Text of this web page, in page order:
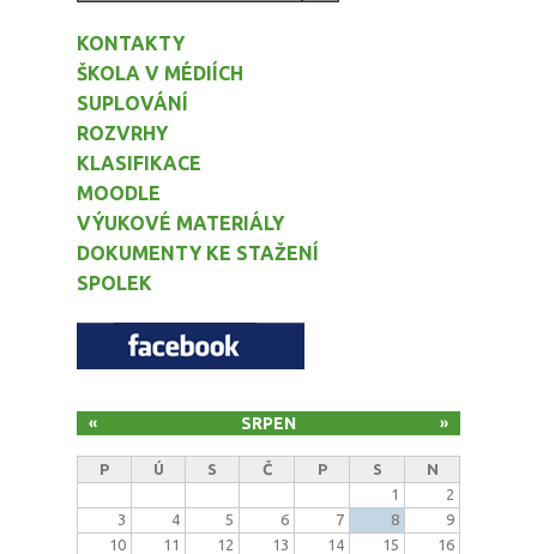
KONTAKTY
ŠKOLA V MÉDIÍCH
SUPLOVÁNÍ
ROZVRHY
KLASIFIKACE
MOODLE
VÝUKOVÉ MATERIÁLY
DOKUMENTY KE STAŽENÍ
SPOLEK
SRPEN
« »
P Ú S Č P S
N
1
2
3
4 5 6 7 8
9
10
11 12 13 14 15
16